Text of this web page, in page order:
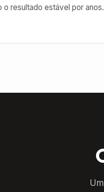
o resultado estável por anos.